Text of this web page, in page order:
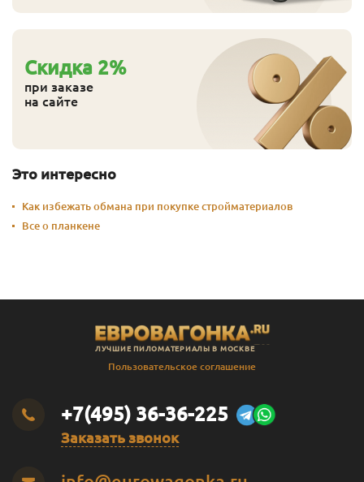
Cкидка 2%
при заказе
на сайте
Это интересно
Как избежать обмана при покупке стройматериалов
Все о планкене
ЛУЧШИЕ ПИЛОМАТЕРИАЛЫ В МОСКВЕ
Пользовательское соглашение
+7(495) 36-36-225
Заказать звонок